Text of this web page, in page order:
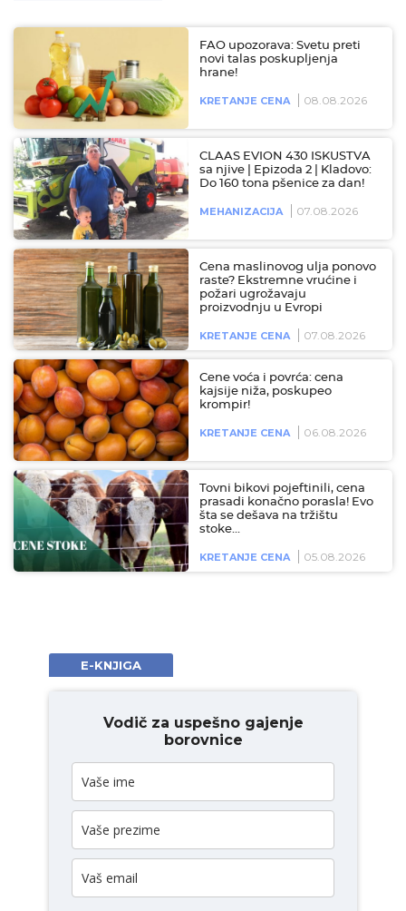
FAO upozorava: Svetu preti
novi talas poskupljenja
hrane!
KRETANJE CENA 08.08.2026
CLAAS EVION 430 ISKUSTVA
sa njive | Epizoda 2 | Kladovo:
Do 160 tona pšenice za dan!
MEHANIZACIJA 07.08.2026
Cena maslinovog ulja ponovo
raste? Ekstremne vrućine i
požari ugrožavaju
proizvodnju u Evropi
KRETANJE CENA 07.08.2026
Cene voća i povrća: cena
kajsije niža, poskupeo
krompir!
KRETANJE CENA 06.08.2026
Tovni bikovi pojeftinili, cena
prasadi konačno porasla! Evo
šta se dešava na tržištu
stoke…
KRETANJE CENA 05.08.2026
E-KNJIGA
Vodič za uspešno gajenje
borovnice